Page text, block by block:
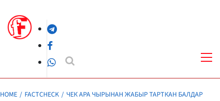
content
Telegram
Facebook
WhatsApp
HOME FACTCHECK
ЧЕК АРА ЧЫРЫНАН ЖАБЫР ТАРТКАН БАЛДАР